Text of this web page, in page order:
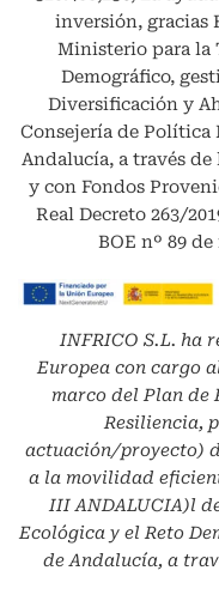
inversión, gracias
Ministerio para la
Demográfico,
Diversificación y
Consejería de
Andalucía, a través de
y con Fondos
Real Decreto 263/
BOE nº 89
INFRICO S.L. ha
Europea con cargo
marco del Plan de
Resiliencia,
actuación/proyecto)
a la movilidad
III ANDALUCIA)l
Ecológica y el Reto
de Andalucía, a